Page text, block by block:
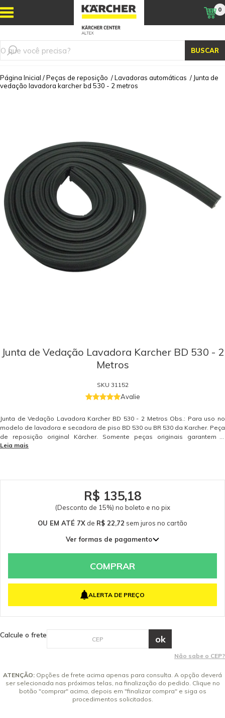
BUSCAR
0
Página Inicial /Peças de reposição /Lavadoras automáticas / Junta de
vedação lavadora karcher bd 530 - 2 metros
Junta de Vedação Lavadora Karcher BD 530 - 2
Metros
SKU 31152
Avalie
Junta de Vedação Lavadora Karcher BD 530 - 2 Metros Obs.: Para uso no
modelo de lavadora e secadora de piso BD 530 ou BR 530 da Karcher. Peça
de reposição original Kärcher. Somente peças originais garantem a
qualidade e a segurança do equipamento e do operador. Caso tenha
Leia mais
R$ 135,18
(Desconto de 15%) no boleto e no pix
OU EM ATÉ 7X de R$ 22,72 sem juros no cartão
Ver formas de pagamento
2x de R$ 79,52 sem juros
5x de R$ 31,81 sem juros
COMPRAR
ALERTA DE PREÇO
Calcule o frete
Não sabe o CEP?
ATENÇÃO: Opções de frete acima apenas para consulta. A opção deverá
ser selecionada nas próximas telas, na finalização do pedido. Clique no
botão "comprar" acima, depois em "finalizar compra" e siga os
procedimentos solicitados.